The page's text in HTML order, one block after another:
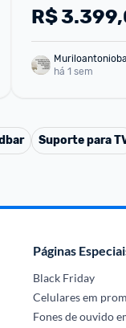
RGB
R$
sa
há 1 sem
Suporte para
Páginas
Black Friday
Celulares em
Fones de ouvido